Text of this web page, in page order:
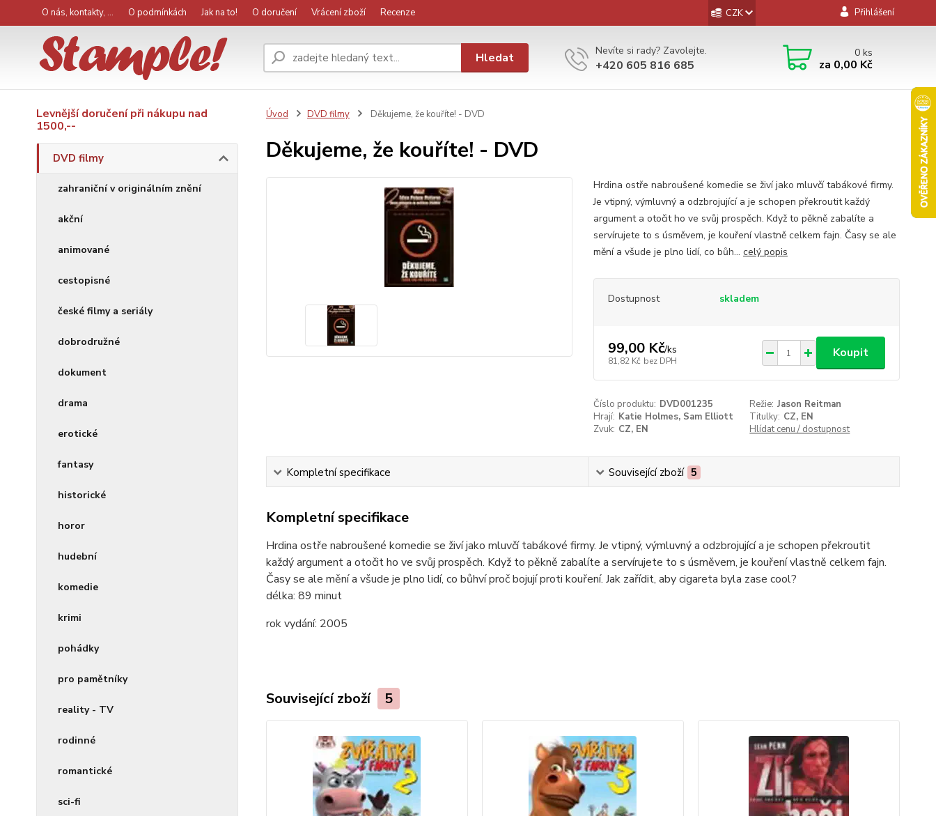
O nás, kontakty, ... O podmínkách Jak na to! O doručení Vrácení zboží Recenze CZK Přihlášení
Hledat Nevíte si rady? Zavolejte.
+420 605 816 685
0ks
za 0,00 Kč
Levnější doručení při nákupu nad
1500,--
DVD filmy
zahraniční v originálním znění
akční
animované
cestopisné
české filmy a seriály
dobrodružné
dokument
drama
erotické
fantasy
historické
horor
hudební
komedie
krimi
pohádky
pro pamětníky
reality - TV
rodinné
romantické
sci-fi
Úvod DVD filmy Děkujeme, že kouříte! - DVD
Děkujeme, že kouříte! - DVD
Hrdina ostře nabroušené komedie se živí jako mluvčí tabákové firmy.
Je vtipný, výmluvný a odzbrojující a je schopen překroutit každý
argument a otočit ho ve svůj prospěch. Když to pěkně zabalíte a
servírujete to s úsměvem, je kouření vlastně celkem fajn. Časy se ale
mění a všude je plno lidí, co bůh... celý popis
Dostupnost skladem
99,00 Kč/ks
81,82 Kč bez DPH
Koupit
Číslo produktu: DVD001235 Režie: Jason Reitman
Hrají: Katie Holmes, Sam Elliott Titulky: CZ, EN
Zvuk: CZ, EN Hlídat cenu / dostupnost
Kompletní specifikace Související zboží 5
Kompletní specifikace
Hrdina ostře nabroušené komedie se živí jako mluvčí tabákové firmy. Je vtipný, výmluvný a odzbrojující a je schopen překroutit
každý argument a otočit ho ve svůj prospěch. Když to pěkně zabalíte a servírujete to s úsměvem, je kouření vlastně celkem fajn.
Časy se ale mění a všude je plno lidí, co bůhví proč bojují proti kouření. Jak zařídit, aby cigareta byla zase cool?
délka: 89 minut
rok vydání: 2005
Související zboží 5